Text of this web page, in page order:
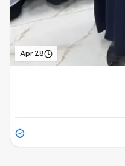
Apr 28